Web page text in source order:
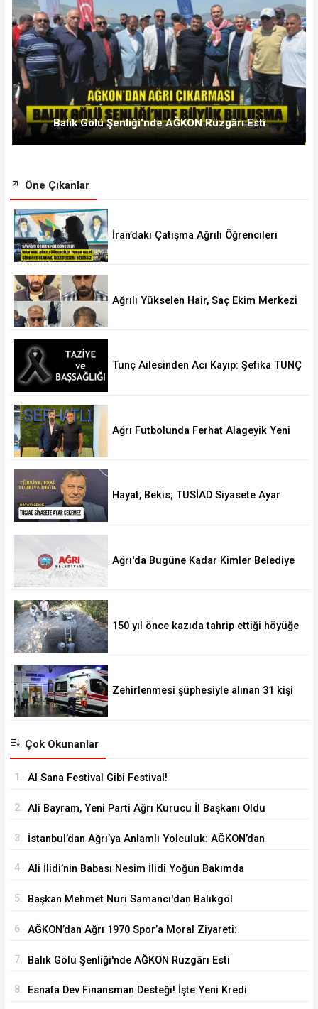
Balık Gölü Şenliği'nde AĞKON Rüzgârı Esti
Öne Çıkanlar
İran’daki Çatışma Ağrılı Öğrencileri
Ağrılı Yükselen Hair, Saç Ekim Merkezi
Tunç Ailesinden Acı Kayıp: Şefika TUNÇ
Ağrı Futbolunda Ferhat Alageyik Yeni
Hayat, Bekis; TUSİAD Siyasete Ayar
Ağrı'da Bugüne Kadar Kimler Belediye
150 yıl önce kazıda tahrip ettiği höyüğe
Zehirlenmesi şüphesiyle alınan 31 kişi
Çok Okunanlar
1. Al Sana Festival Gibi Festival!
2. Ali Bayram, Yeni Parti Ağrı Kurucu İl Başkanı Oldu
3. İstanbul’dan Ağrı’ya Anlamlı Yolculuk: AĞKON’dan
4. Ali İlidi’nin Babası Nesim İlidi Yoğun Bakımda
5. Başkan Mehmet Nuri Samancı'dan Balıkgöl
6. AĞKON’dan Ağrı 1970 Spor’a Moral Ziyareti:
7. Balık Gölü Şenliği'nde AĞKON Rüzgârı Esti
8. Esnafa Dev Finansman Desteği! İşte Yeni Kredi